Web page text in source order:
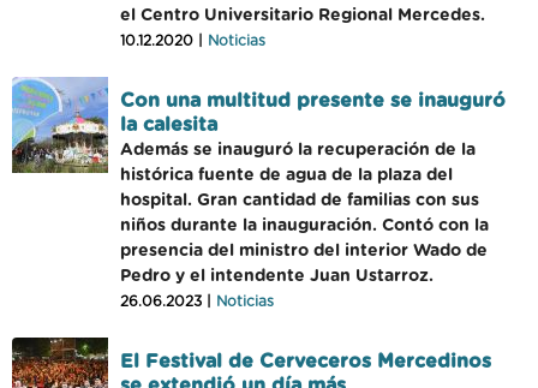
el Centro Universitario Regional Mercedes.
10.12.2020 | Noticias
Con una multitud presente se inauguró
la calesita
Además se inauguró la recuperación de la
histórica fuente de agua de la plaza del
hospital. Gran cantidad de familias con sus
niños durante la inauguración. Contó con la
presencia del ministro del interior Wado de
Pedro y el intendente Juan Ustarroz.
26.06.2023 | Noticias
El Festival de Cerveceros Mercedinos